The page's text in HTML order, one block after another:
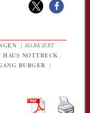
| MARKIERT
HAUS NOTTBECK
BURGER |